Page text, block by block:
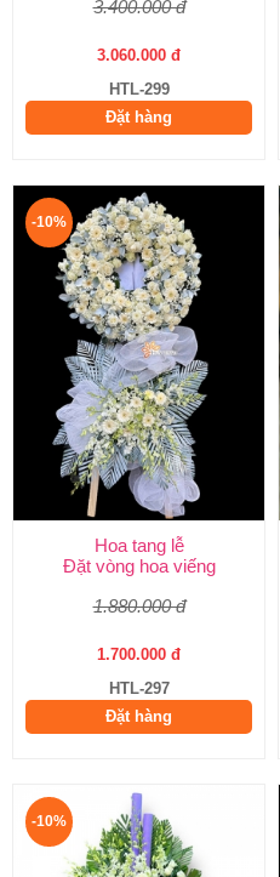
3.400.000 đ
3.060.000 đ
HTL-299
Đặt hàng
-10%
Hoa tang lễ
Đặt vòng hoa viếng
1.880.000 đ
1.700.000 đ
HTL-297
Đặt hàng
-10%